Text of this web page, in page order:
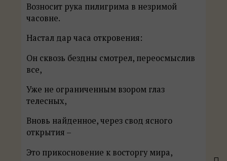
Возносит рука пилигрима в незримой
часовне.
Настал дар часа откровения:
Он сквозь бездны смотрел, переосмыслив
все,
Уже не ограниченным взором глаз
телесных,
Вновь найденное, через свод ясного
открытия –
Это прикосновение к восторгу мира,